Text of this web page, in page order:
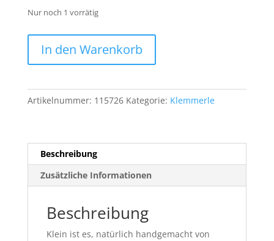
Nur noch 1 vorrätig
In den Warenkorb
Artikelnummer: 115726 Kategorie: Klemmerle
Beschreibung
Zusätzliche Informationen
Beschreibung
Klein ist es, natürlich handgemacht von